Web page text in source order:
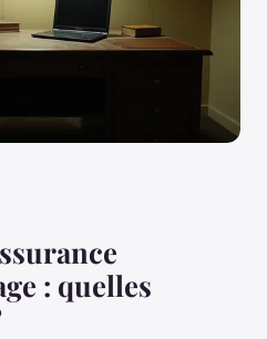
: quelles